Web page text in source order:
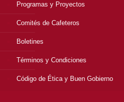
Programas y Proyectos
Comités de Cafeteros
Boletines
Términos y Condiciones
Código de Ética y Buen Gobierno